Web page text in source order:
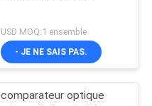
USD MOQ:1 ensemble
- JE NE SAIS PAS.
comparateur optique